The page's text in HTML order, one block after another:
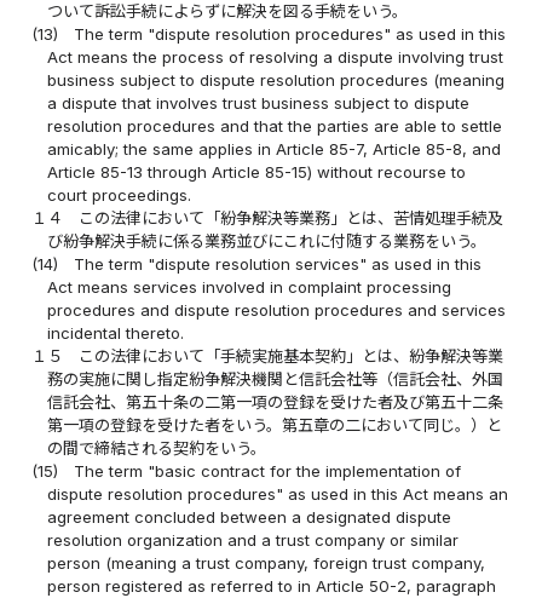
ついて訴訟手続によらずに解決を図る手続をいう。
(13)
The term "dispute resolution procedures" as used in this
Act means the process of resolving a dispute involving trust
business subject to dispute resolution procedures (meaning
a dispute that involves trust business subject to dispute
resolution procedures and that the parties are able to settle
amicably; the same applies in Article 85-7, Article 85-8, and
Article 85-13 through Article 85-15) without recourse to
court proceedings.
１４
この法律において「紛争解決等業務」とは、苦情処理手続及
び紛争解決手続に係る業務並びにこれに付随する業務をいう。
(14)
The term "dispute resolution services" as used in this
Act means services involved in complaint processing
procedures and dispute resolution procedures and services
incidental thereto.
１５
この法律において「手続実施基本契約」とは、紛争解決等業
務の実施に関し指定紛争解決機関と信託会社等（信託会社、外国
信託会社、第五十条の二第一項の登録を受けた者及び第五十二条
第一項の登録を受けた者をいう。第五章の二において同じ。）と
の間で締結される契約をいう。
(15)
The term "basic contract for the implementation of
dispute resolution procedures" as used in this Act means an
agreement concluded between a designated dispute
resolution organization and a trust company or similar
person (meaning a trust company, foreign trust company,
person registered as referred to in Article 50-2, paragraph